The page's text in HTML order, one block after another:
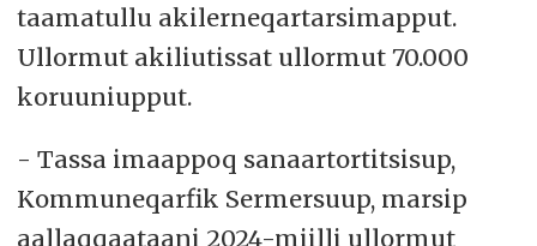
taamatullu akilerneqartarsimapput.
Ullormut akiliutissat ullormut 70.000
koruuniupput.
- Tassa imaappoq sanaartortitsisup,
Kommuneqarfik Sermersuup, marsip
aallaqqaataani 2024-miilli ullormut